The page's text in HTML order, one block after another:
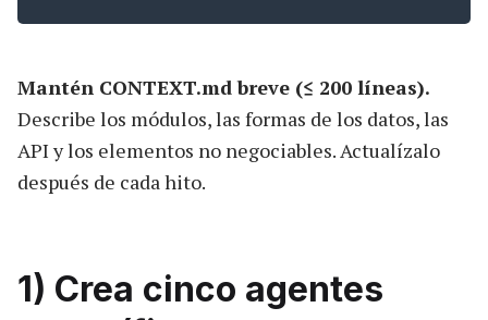
Mantén CONTEXT.md breve (≤ 200 líneas).
Describe los módulos, las formas de los datos, las
API y los elementos no negociables. Actualízalo
después de cada hito.
1) Crea cinco agentes